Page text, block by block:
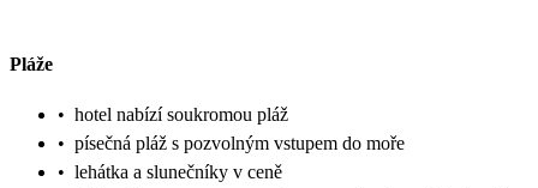
Pláže
• hotel nabízí soukromou pláž
• písečná pláž s pozvolným vstupem do moře
• lehátka a slunečníky v ceně